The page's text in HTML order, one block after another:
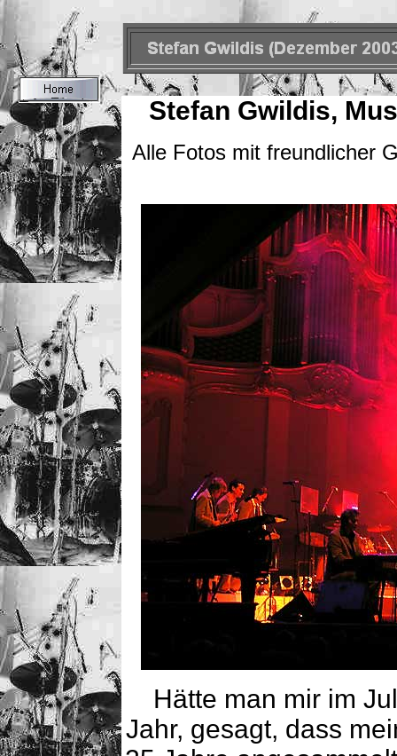
Stefan Gwildis,
Alle Fotos mit freundlicher
Hätte man mir im
Jahr, gesagt, dass